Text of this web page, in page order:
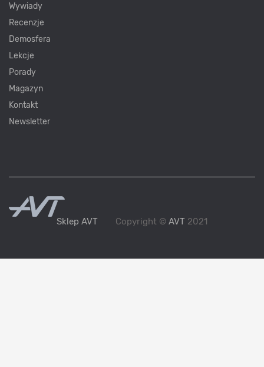
Wywiady
Recenzje
Demosfera
Lekcje
Porady
Magazyn
Kontakt
Newsletter
Sklep AVT Copyright © AVT 2021